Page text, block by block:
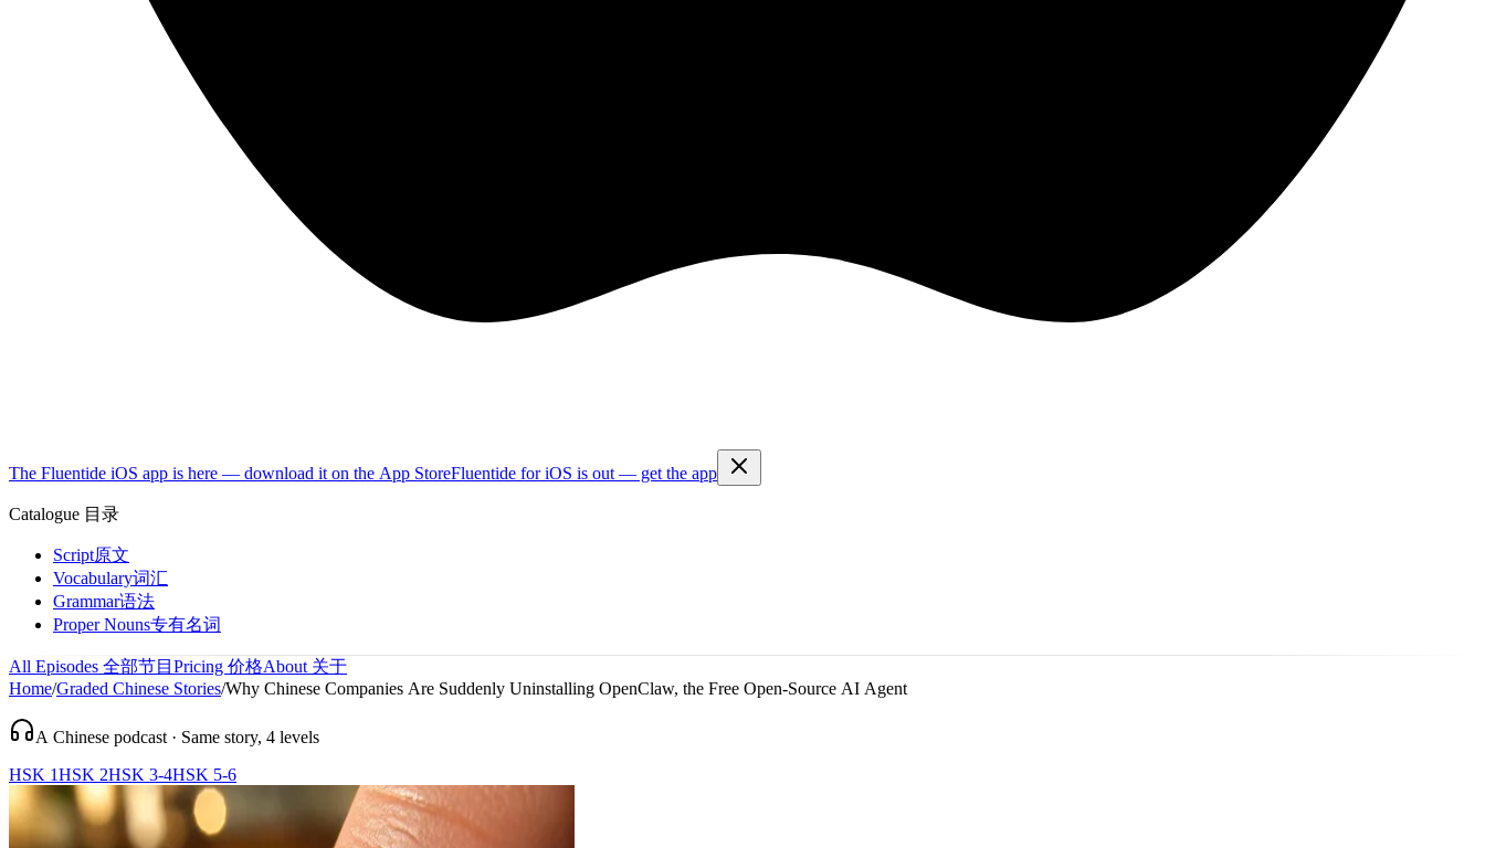
The Fluentide iOS app is here — download it on the App StoreFluentide for iOS is out — get the app
Catalogue 目录
Script原文
Vocabulary词汇
Grammar语法
Proper Nouns专有名词
All Episodes 全部节目 Pricing 价格About 关于
Home/Graded Chinese Stories/Why Chinese Companies Are Suddenly Uninstalling OpenClaw, the Free Open-Source AI Agent
A Chinese podcast · Same story, 4 levels
HSK 1HSK 2HSK 3-4HSK 5-6